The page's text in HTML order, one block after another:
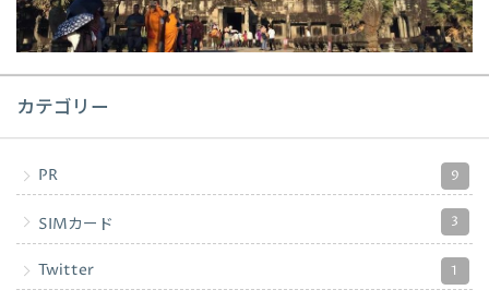
カテゴリー
PR 9
SIMカード 3
Twitter 1